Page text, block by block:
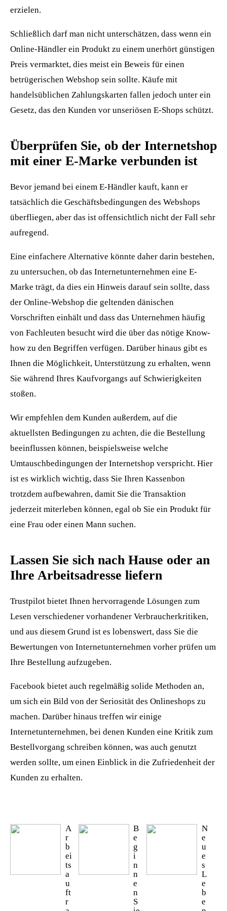
erzielen.
Schließlich darf man nicht unterschätzen, dass wenn ein
Online-Händler ein Produkt zu einem unerhört günstigen
Preis vermarktet, dies meist ein Beweis für einen
betrügerischen Webshop sein sollte. Käufe mit
handelsüblichen Zahlungskarten fallen jedoch unter ein
Gesetz, das den Kunden vor unseriösen E-Shops schützt.
Überprüfen Sie, ob der Internetshop
mit einer E-Marke verbunden ist
Bevor jemand bei einem E-Händler kauft, kann er
tatsächlich die Geschäftsbedingungen des Webshops
überfliegen, aber das ist offensichtlich nicht der Fall sehr
aufregend.
Eine einfachere Alternative könnte daher darin bestehen,
zu untersuchen, ob das Internetunternehmen eine E-
Marke trägt, da dies ein Hinweis darauf sein sollte, dass
der Online-Webshop die geltenden dänischen
Vorschriften einhält und dass das Unternehmen häufig
von Fachleuten besucht wird die über das nötige Know-
how zu den Begriffen verfügen. Darüber hinaus gibt es
Ihnen die Möglichkeit, Unterstützung zu erhalten, wenn
Sie während Ihres Kaufvorgangs auf Schwierigkeiten
stoßen.
Wir empfehlen dem Kunden außerdem, auf die
aktuellsten Bedingungen zu achten, die die Bestellung
beeinflussen können, beispielsweise welche
Umtauschbedingungen der Internetshop verspricht. Hier
ist es wirklich wichtig, dass Sie Ihren Kassenbon
trotzdem aufbewahren, damit Sie die Transaktion
jederzeit miterleben können, egal ob Sie ein Produkt für
eine Frau oder einen Mann suchen.
Lassen Sie sich nach Hause oder an
Ihre Arbeitsadresse liefern
Trustpilot bietet Ihnen hervorragende Lösungen zum
Lesen verschiedener vorhandener Verbraucherkritiken,
und aus diesem Grund ist es lobenswert, dass Sie die
Bewertungen von Internetunternehmen vorher prüfen um
Ihre Bestellung aufzugeben.
Facebook bietet auch regelmäßig solide Methoden an,
um sich ein Bild von der Seriosität des Onlineshops zu
machen. Darüber hinaus treffen wir einige
Internetunternehmen, bei denen Kunden eine Kritik zum
Bestellvorgang schreiben können, was auch genutzt
werden sollte, um einen Einblick in die Zufriedenheit der
Kunden zu erhalten.
A
r
b
ei
ts
a
u
ft
r
B
e
g
i
n
n
e
n
S
N
e
u
e
s
L
e
b
e